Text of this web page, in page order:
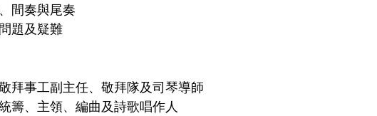
間奏與尾奏
題及疑難
拜事工副主任、敬拜隊及司琴導師
籌、主領、編曲及詩歌唱作人